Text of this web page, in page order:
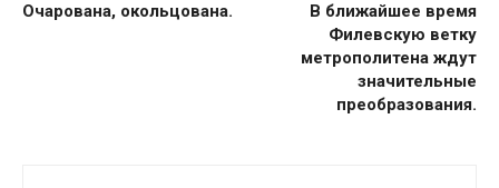
Очарована, окольцована.
В ближайшее время
Филевскую ветку
метрополитена ждут
значительные
преобразования.